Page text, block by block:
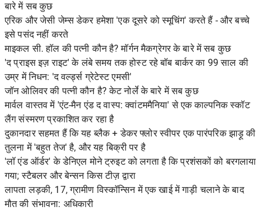
बारे में सब कुछ
एरिक और जेसी जेम्स डेकर हमेशा 'एक दूसरे को स्मूचिंग' करते हैं - और बच्चे
इसे पसंद नहीं करते
माइकल सी. हॉल की पत्नी कौन है? मॉर्गन मैकग्रेगर के बारे में सब कुछ
'द प्राइस इज़ राइट' के लंबे समय तक होस्ट रहे बॉब बार्कर का 99 साल की
उम्र में निधन: 'द वर्ल्ड्स ग्रेटेस्ट एमसी'
जॉन ओलिवर की पत्नी कौन है? केट नोर्ले के बारे में सब कुछ
मार्वल वास्तव में 'एंट-मैन एंड द वास्प: क्वांटममैनिया' से एक काल्पनिक स्कॉट
लैंग संस्मरण प्रकाशित कर रहा है
दुकानदार सहमत हैं कि यह ब्लैक + डेकर फ्लोर स्वीपर एक पारंपरिक झाड़ू की
तुलना में 'बहुत तेज' है, और यह बिक्री पर है
'लॉ एंड ऑर्डर' के डेनिएल मोने ट्रुइट को लगता है कि प्रशंसकों को बरगलाया
गया; स्टैबलर और बेन्सन किस टीज़ द्वारा
लापता लड़की, 17, ग्रामीण विस्कॉन्सिन में एक खाई में गाड़ी चलाने के बाद
मौत की संभावना: अधिकारी